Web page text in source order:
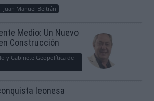
Juan Manuel Beltrán
Medio: Un Nuevo
Construcción
y Gabinete Geopolítica de
leonesa